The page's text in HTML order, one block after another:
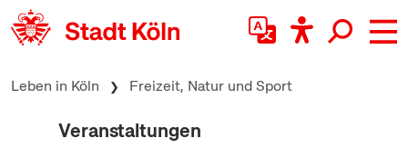
zum Inhalt springen
Leben in Köln Freizeit, Natur und Sport
Veranstaltungen